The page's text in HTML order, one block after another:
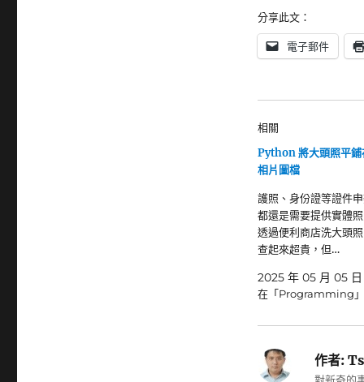
分享此文：
電子郵件
相關
Python 將大頭照平
相片圖檔
護照、身份證等證件
都還是需要提供實體
透過便利商店洗大頭
查起來超貴，但…
2025 年 05 月 05 日
在「Programming
作者: